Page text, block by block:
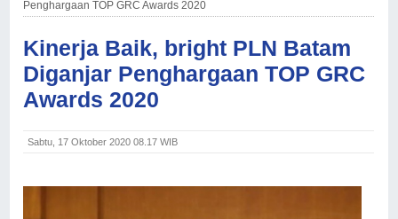
Penghargaan TOP GRC Awards 2020
Kinerja Baik, bright PLN Batam
Diganjar Penghargaan TOP GRC
Awards 2020
Sabtu, 17 Oktober 2020 08.17 WIB